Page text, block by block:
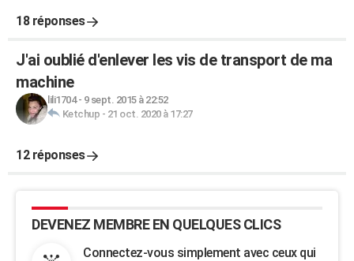
18 réponses
J'ai oublié d'enlever les vis de transport de ma
machine
lili1704- 9 sept. 2015 à 22:52
Ketchup - 21 oct. 2020 à 17:27
12 réponses
DEVENEZ MEMBRE EN QUELQUES CLICS
Connectez-vous simplement avec ceux qui